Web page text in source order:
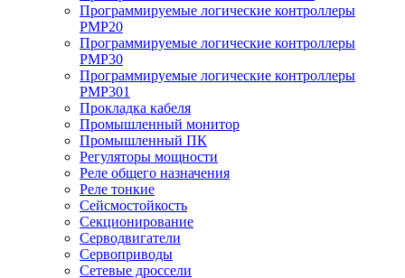
Программируемые логические контроллеры
PMP20
Программируемые логические контроллеры
PMP30
Программируемые логические контроллеры
PMP301
Прокладка кабеля
Промышленный монитор
Промышленный ПК
Регуляторы мощности
Реле общего назначения
Реле тонкие
Сейсмостойкость
Секционирование
Серводвигатели
Сервоприводы
Сетевые дроссели